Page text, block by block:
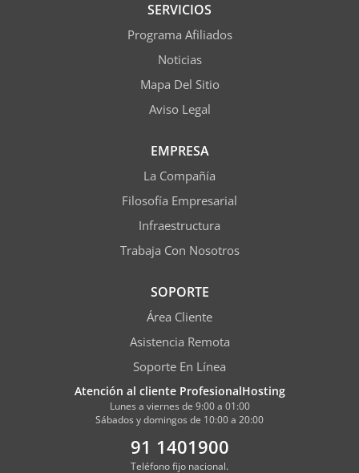
SERVICIOS
Programa Afiliados
Noticias
Mapa Del Sitio
Aviso Legal
EMPRESA
La Compañía
Filosofía Empresarial
Infraestructura
Trabaja Con Nosotros
SOPORTE
Área Cliente
Asistencia Remota
Soporte En Línea
Atención al cliente ProfesionalHosting
Lunes a viernes de 9:00 a 01:00
Sábados y domingos de 10:00 a 20:00
91 1401900
Teléfono fijo nacional.